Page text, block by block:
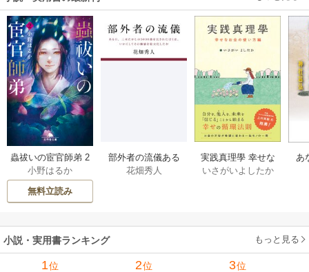
蟲祓いの宦官師弟 2
巻
小野はるか
無料立読み
部外者の流儀ある
日、三木たかしの5
したか 1巻
花畑秀人
実践真理學 幸せな
お金の使い方編 1巻
いさがいよしたか
あ
小説・実用書ランキング もっと見る
1位 2位 3位